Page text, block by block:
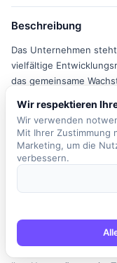
Beschreibung
Das Unternehmen
vielfältige
das gemeinsame
Umfeld geschaffen,
der Rolle des IT-
verantwortlich für die
und die IT-
und
digitale Lösungen und
Systeme. Zudem
Fachanwendungen
Wir respektieren
Wir verwenden
Mit Ihrer Zustimmung
Marketing, um die
verbessern.